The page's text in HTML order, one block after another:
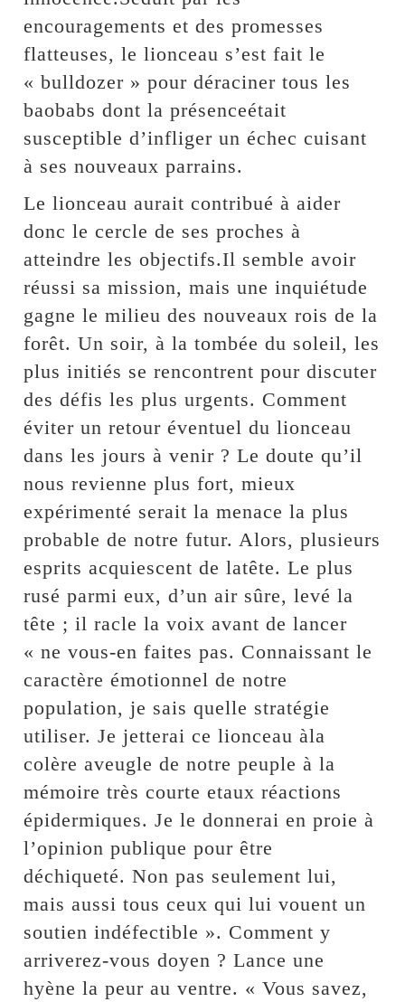
encouragements et des promesses
flatteuses, le lionceau s’est fait le
« bulldozer » pour déraciner tous les
baobabs dont la présenceétait
susceptible d’infliger un échec cuisant
à ses nouveaux parrains.
Le lionceau aurait contribué à aider
donc le cercle de ses proches à
atteindre les objectifs.Il semble avoir
réussi sa mission, mais une inquiétude
gagne le milieu des nouveaux rois de la
forêt. Un soir, à la tombée du soleil, les
plus initiés se rencontrent pour discuter
des défis les plus urgents. Comment
éviter un retour éventuel du lionceau
dans les jours à venir ? Le doute qu’il
nous revienne plus fort, mieux
expérimenté serait la menace la plus
probable de notre futur. Alors, plusieurs
esprits acquiescent de latête. Le plus
rusé parmi eux, d’un air sûre, levé la
tête ; il racle la voix avant de lancer
« ne vous-en faites pas. Connaissant le
caractère émotionnel de notre
population, je sais quelle stratégie
utiliser. Je jetterai ce lionceau àla
colère aveugle de notre peuple à la
mémoire très courte etaux réactions
épidermiques. Je le donnerai en proie à
l’opinion publique pour être
déchiqueté. Non pas seulement lui,
mais aussi tous ceux qui lui vouent un
soutien indéfectible ». Comment y
arriverez-vous doyen ? Lance une
hyène la peur au ventre. « Vous savez,